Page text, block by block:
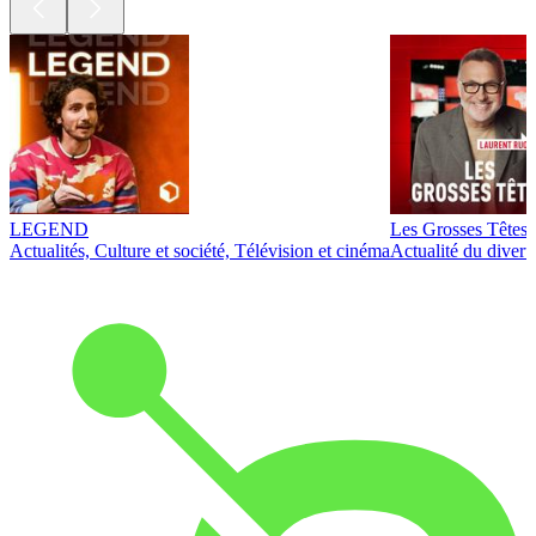
LEGEND
Actualités, Culture et société, Télévision et cinéma
Les Grosses Têtes
Actualité du